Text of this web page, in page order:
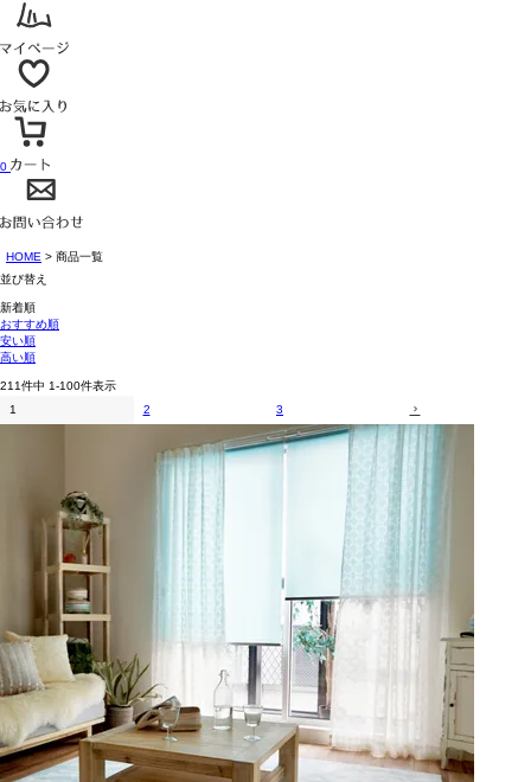
0
HOME
商品一覧
並び替え
新着順
おすすめ順
安い順
高い順
211件中 1-100件表示
1
2 3